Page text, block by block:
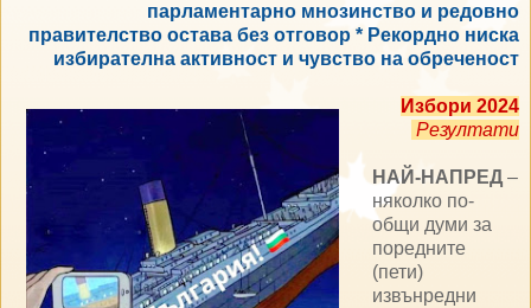
парламентарно мнозинство и редовно
правителство остава без отговор * Рекордно ниска
избирателна активност и чувство на обреченост
Избори 2024
Резултати
НАЙ-НАПРЕД –
няколко по-
общи думи за
поредните
(пети)
извънредни